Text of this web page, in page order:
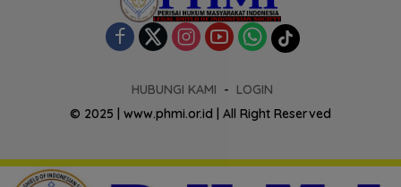
HUBUNGI KAMI
LOGIN
© 2025 | www.phmi.or.id | All Right Reserved